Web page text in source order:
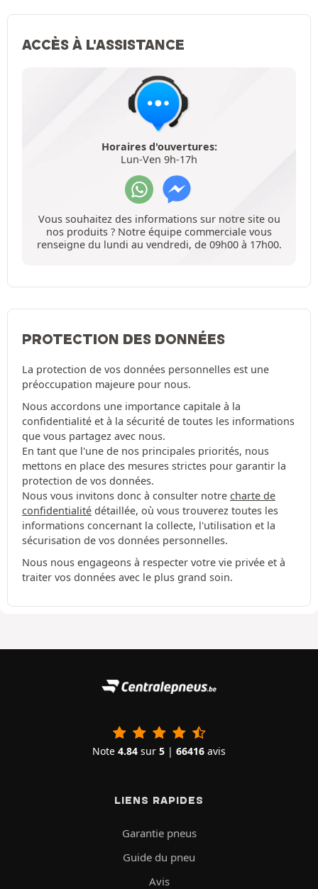
ACCÈS À L'ASSISTANCE
Horaires d'ouvertures:
Lun-Ven 9h-17h
Vous souhaitez des informations sur notre site ou
nos produits ? Notre équipe commerciale vous
renseigne du lundi au vendredi, de 09h00 à 17h00.
PROTECTION DES DONNÉES
La protection de vos données personnelles est une
préoccupation majeure pour nous.
Nous accordons une importance capitale à la
confidentialité et à la sécurité de toutes les informations
que vous partagez avec nous.
En tant que l'une de nos principales priorités, nous
mettons en place des mesures strictes pour garantir la
protection de vos données.
Nous vous invitons donc à consulter notre charte de
confidentialité détaillée, où vous trouverez toutes les
informations concernant la collecte, l'utilisation et la
sécurisation de vos données personnelles.
Nous nous engageons à respecter votre vie privée et à
traiter vos données avec le plus grand soin.
Note 4.84 sur 5 | 66416 avis
LIENS RAPIDES
Garantie pneus
Guide du pneu
Avis